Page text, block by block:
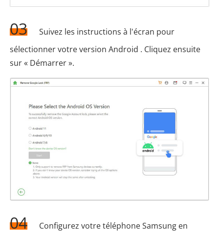
03
Suivez les instructions à l'écran pour
sélectionner votre version Android . Cliquez ensuite
sur « Démarrer ».
04
Configurez votre téléphone Samsung en